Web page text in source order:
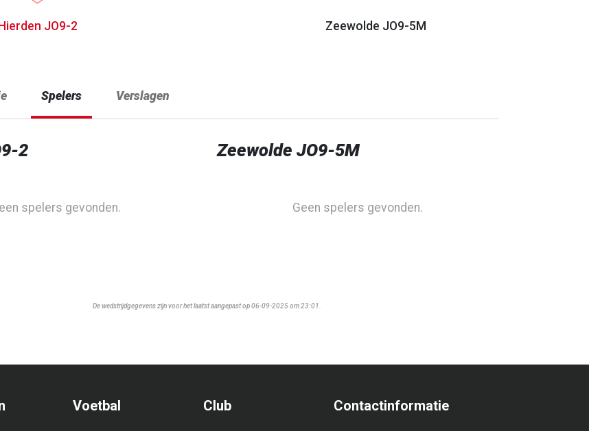
Hierden JO9-2 Zeewolde JO9-5M
Spelers Verslagen
2
spelers gevonden.
Zeewolde JO9-5M
Geen spelers gevonden.
De wedstrijdgegevens zijn voor het laatst aangepast op 06-09-2025 om 23:01.
Voetbal Club Contactinformatie